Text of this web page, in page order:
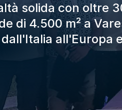
solida con oltre
di 4.500 m² a
all'Europa